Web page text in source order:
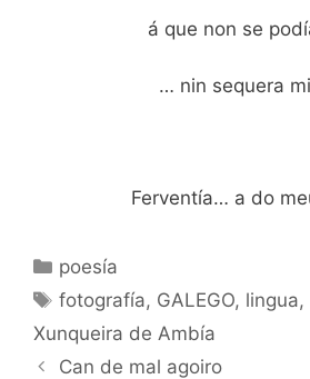
á que non se
… nin sequera
Ferventía… a do
Categorías
poesía
Etiquetas
fotografía, GALEGO, lingua,
Xunqueira de Ambía
Can de mal agoiro